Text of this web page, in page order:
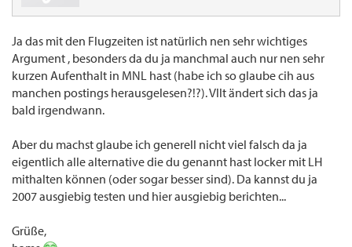
Ja das mit den Flugzeiten ist natürlich nen sehr wichtiges
Argument , besonders da du ja manchmal auch nur nen sehr
kurzen Aufenthalt in MNL hast (habe ich so glaube cih aus
manchen postings herausgelesen?!?). Vllt ändert sich das ja
bald irgendwann.
Aber du machst glaube ich generell nicht viel falsch da ja
eigentlich alle alternative die du genannt hast locker mit LH
mithalten können (oder sogar besser sind). Da kannst du ja
2007 ausgiebig testen und hier ausgiebig berichten...
Grüße,